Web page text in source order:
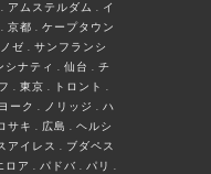
アムステルダム . イ
京都 . ケープタウン
ゼ . サンフランシ
シナティ . 仙台 . チ
. 東京 . トロント .
ーク . ノリッジ . ハ
サキ . 広島 . ヘルシ
アイレス . ブダペス
ロア . パドバ . パリ .